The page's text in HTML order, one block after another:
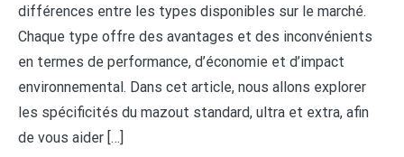
différences entre les types disponibles sur le marché.
Chaque type offre des avantages et des inconvénients
en termes de performance, d’économie et d’impact
environnemental. Dans cet article, nous allons explorer
les spécificités du mazout standard, ultra et extra, afin
de vous aider […]